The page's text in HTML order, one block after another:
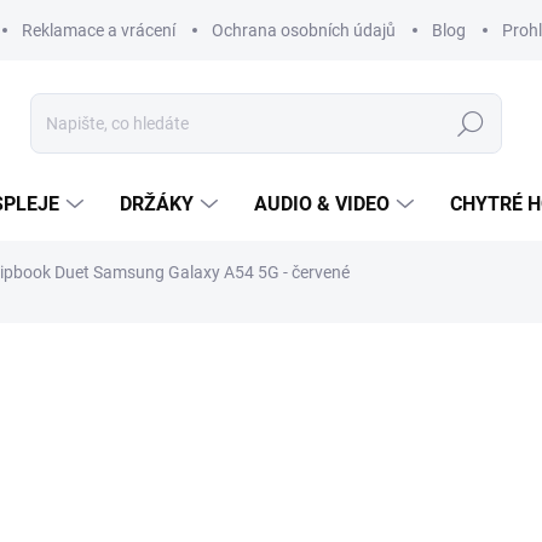
Reklamace a vrácení Ochrana osobních údajů Blog
Hledat
DRŽÁKY AUDIO & VIDEO CHYTRÉ
Duet Samsung Galaxy A54 5G - červené